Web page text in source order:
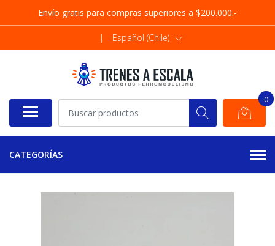
Envío gratis para compras superiores a $200.000.-
| Español (Chile)
0
CATEGORÍAS